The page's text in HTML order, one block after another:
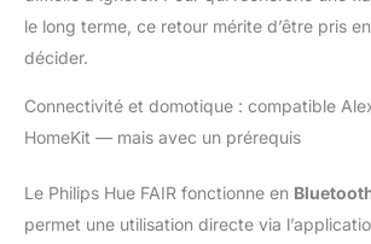
contient une
f
le long terme, ce retour mérite d’être pris
décider.
Connectivité et domotique : compatible
HomeKit — mais avec un prérequis
Le Philips Hue FAIR fonctionne en
permet une utilisation directe via